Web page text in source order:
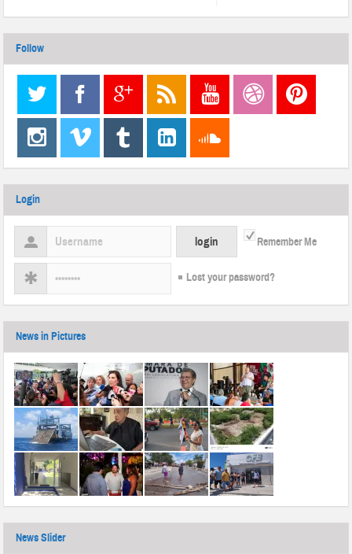
Follow
Login
Remember Me
Lost your password?
News in Pictures
News Slider